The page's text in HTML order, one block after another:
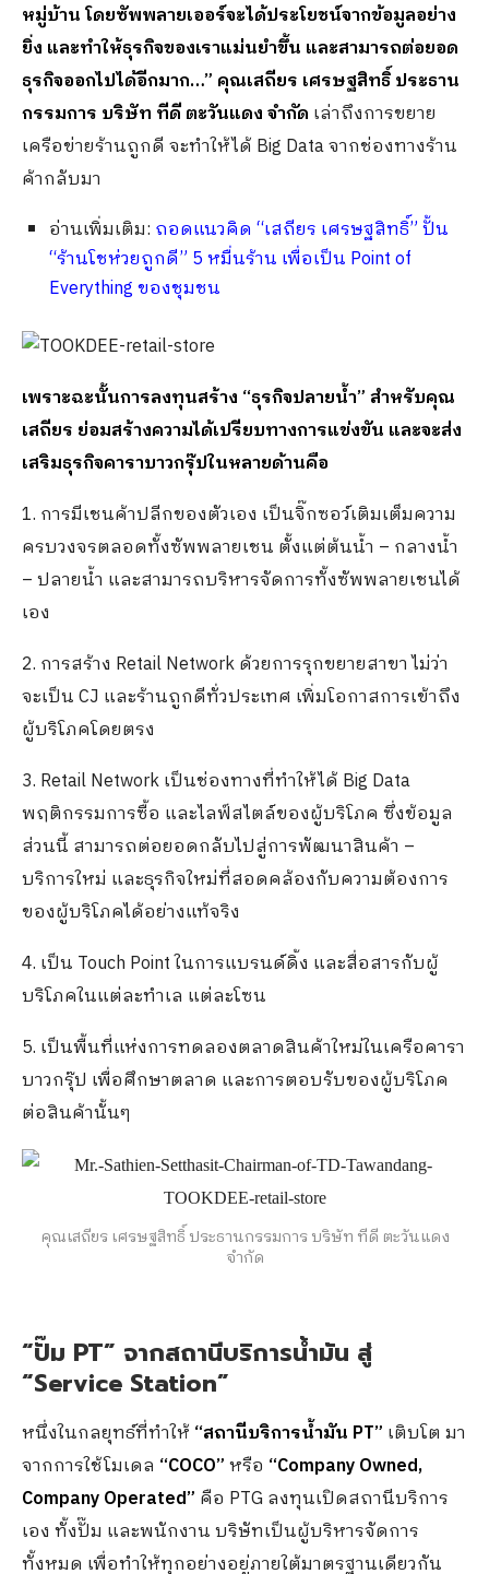
หมู่บ้าน โดยซัพพลายเออร์จะได้ประโยชน์จากข้อมูลอย่าง
ยิ่ง และทำให้ธุรกิจของเราแม่นยำขึ้น และสามารถต่อยอด
ธุรกิจออกไปได้อีกมาก…” คุณเสถียร เศรษฐสิทธิ์ประธาน
กรรมการ บริษัท ทีดี ตะวันแดง จำกัด เล่าถึงการขยาย
เครือข่ายร้านถูกดี จะทำให้ได้ Big Data จากช่องทางร้าน
ค้ากลับมา
อ่านเพิ่มเติม: ถอดแนวคิด “เสถียร เศรษฐสิทธิ์” ปั้น
“ร้านโชห่วยถูกดี” 5 หมื่นร้าน เพื่อเป็น Point of
Everything ของชุมชน
เพราะฉะนั้นการลงทุนสร้าง “ธุรกิจปลายน้ำ”สำหรับคุณ
เสถียร ย่อมสร้างความได้เปรียบทางการแข่งขัน และจะส่ง
เสริมธุรกิจคาราบาวกรุ๊ปในหลายด้านคือ
1. การมีเชนค้าปลีกของตัวเอง เป็นจิ๊กซอว์เติมเต็มความ
ครบวงจรตลอดทั้งซัพพลายเชน ตั้งแต่ต้นน้ำ – กลางน้ำ
– ปลายน้ำ และสามารถบริหารจัดการทั้งซัพพลายเชนได้
เอง
2. การสร้าง Retail Network ด้วยการรุกขยายสาขา ไม่ว่า
จะเป็น CJ และร้านถูกดีทั่วประเทศ เพิ่มโอกาสการเข้าถึง
ผู้บริโภคโดยตรง
3. Retail Network เป็นช่องทางที่ทำให้ได้ Big Data
พฤติกรรมการซื้อ และไลฟ์สไตล์ของผู้บริโภค ซึ่งข้อมูล
ส่วนนี้ สามารถต่อยอดกลับไปสู่การพัฒนาสินค้า –
บริการใหม่ และธุรกิจใหม่ที่สอดคล้องกับความต้องการ
ของผู้บริโภคได้อย่างแท้จริง
4. เป็น Touch Point ในการแบรนด์ดิ้ง และสื่อสารกับผู้
บริโภคในแต่ละทำเล แต่ละโซน
5. เป็นพื้นที่แห่งการทดลองตลาดสินค้าใหม่ในเครือคารา
บาวกรุ๊ป เพื่อศึกษาตลาด และการตอบรับของผู้บริโภค
ต่อสินค้านั้นๆ
คุณเสถียร เศรษฐสิทธิ์ ประธานกรรมการ บริษัท ทีดี ตะวันแดง
จำกัด
“ปั๊ม PT” จากสถานีบริการน้ำมัน สู่
“Service Station”
หนึ่งในกลยุทธ์ที่ทำให้ “สถานีบริการน้ำมัน PT” เติบโต มา
จากการใช้โมเดล “COCO”หรือ “Company Owned,
Company Operated” คือ PTG ลงทุนเปิดสถานีบริการ
เอง ทั้งปั๊ม และพนักงาน บริษัทเป็นผู้บริหารจัดการ
ทั้งหมด เพื่อทำให้ทุกอย่างอยู่ภายใต้มาตรฐานเดียวกัน